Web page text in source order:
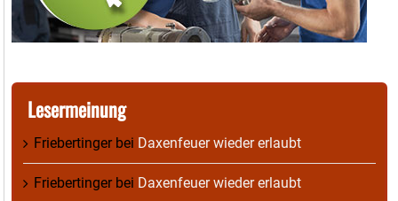
Lesermeinung
Friebertingerbei Daxenfeuer wieder erlaubt
Friebertingerbei Daxenfeuer wieder erlaubt